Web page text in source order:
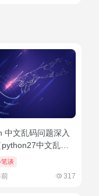
中文乱码问题深入
python27中文乱
知道越好
笔谈
前 317